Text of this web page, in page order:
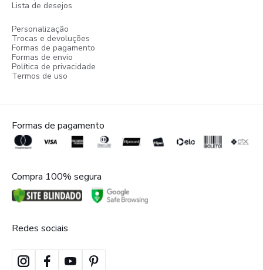
Lista de desejos
Personalização
Trocas e devoluções
Formas de pagamento
Formas de envio
Política de privacidade
Termos de uso
Formas de pagamento
Compra 100% segura
Redes sociais